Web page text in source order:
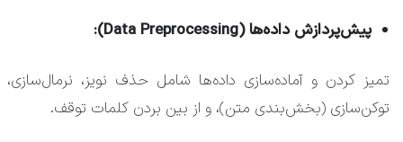
پیش‌پردازش داده‌ها (Data Preprocessing):
تمیز کردن و آماده‌سازی داده‌ها شامل حذف نویز، نرمال‌سازی،
توکن‌سازی (بخش‌بندی متن)، و از بین بردن کلمات توقف.